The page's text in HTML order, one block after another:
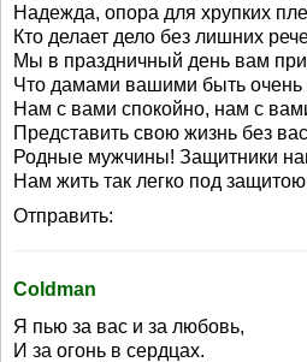
Надежда, опора для хрупких
Кто делает дело без лишних
Мы в праздничный день вам
Что дамами вашими быть очень
Нам с вами спокойно, нам с
Представить свою жизнь без
Родные мужчины! Защитники
Нам жить так легко под
Отправить:
Coldman
Я пью за вас и за любовь,
И за огонь в сердцах.